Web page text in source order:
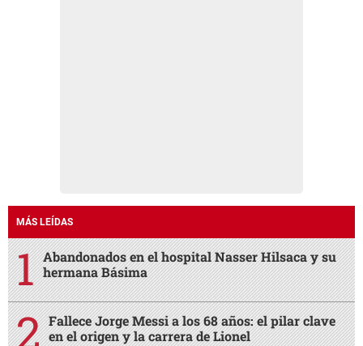
MÁS LEÍDAS
Abandonados en el hospital Nasser Hilsaca y su
hermana Básima
Fallece Jorge Messi a los 68 años: el pilar clave
en el origen y la carrera de Lionel